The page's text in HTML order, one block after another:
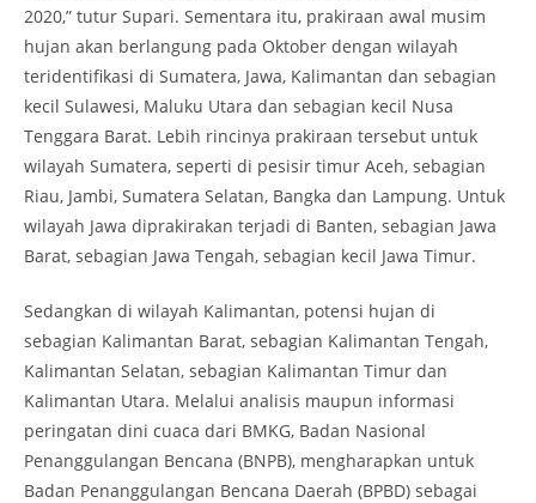
2020,” tutur Supari. Sementara itu, prakiraan awal musim
hujan akan berlangung pada Oktober dengan wilayah
teridentifikasi di Sumatera, Jawa, Kalimantan dan sebagian
kecil Sulawesi, Maluku Utara dan sebagian kecil Nusa
Tenggara Barat. Lebih rincinya prakiraan tersebut untuk
wilayah Sumatera, seperti di pesisir timur Aceh, sebagian
Riau, Jambi, Sumatera Selatan, Bangka dan Lampung. Untuk
wilayah Jawa diprakirakan terjadi di Banten, sebagian Jawa
Barat, sebagian Jawa Tengah, sebagian kecil Jawa Timur.
Sedangkan di wilayah Kalimantan, potensi hujan di
sebagian Kalimantan Barat, sebagian Kalimantan Tengah,
Kalimantan Selatan, sebagian Kalimantan Timur dan
Kalimantan Utara. Melalui analisis maupun informasi
peringatan dini cuaca dari BMKG, Badan Nasional
Penanggulangan Bencana (BNPB), mengharapkan untuk
Badan Penanggulangan Bencana Daerah (BPBD) sebagai